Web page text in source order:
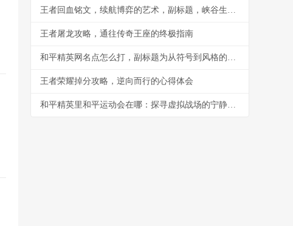
王者回血铭文，续航博弈的艺术，副标题，峡谷生存的隐形法则
王者屠龙攻略，通往传奇王座的终极指南
和平精英网名点怎么打，副标题为从符号到风格的取名艺术
王者荣耀掉分攻略，逆向而行的心得体会
和平精英里和平运动会在哪：探寻虚拟战场的宁静可能